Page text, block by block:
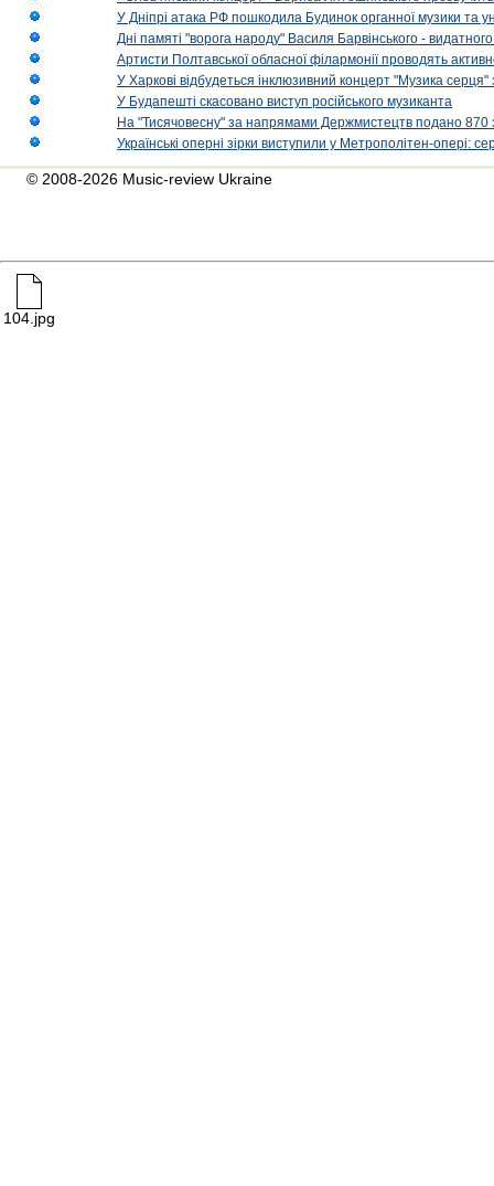
У Дніпрі атака РФ пошкодила Будинок органної музики та
Дні памяті "ворога народу" Василя Барвінського -
Артисти Полтавської обласної філармонії проводять
У Харкові відбудеться інклюзивний концерт "Музика
У Будапешті скасовано виступ російського музиканта
На "Тисячовесну" за напрямами Держмистецтв подано 870
Українські оперні зірки виступили у Метрополітен-опері:
© 2008-2026 Music-review Ukraine
104.jpg